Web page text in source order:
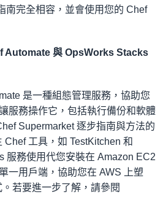
南完全相容，並會使用您的 Chef
Automate 與 OpsWorks Stacks
是一種組態管理服務，協助您
服務操作它，包括執行備份和軟體
Supermarket 逐步指南與方法的
工具，如 TestKitchen 和
服務使用代您安裝在 Amazon EC2
一用戶端，協助您在 AWS 上塑
若要進一步了解，請參閱